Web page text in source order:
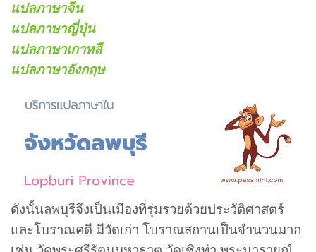
แปลภาษาจีน
แปลภาษาญี่ปุ่น
แปลภาษาเกาหลี
แปลภาษาอังกฤษ
ดังนั้นลพบุรีจึงเป็นเมืองที่รุ่มรวยด้วยประวัติศาสตร์
และโบราณคดี มีวัดเก่า โบราณสถานเป็นจำนวนมาก